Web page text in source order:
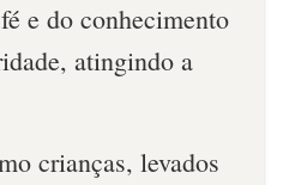
e do conhecimento
atingindo a
crianças, levados